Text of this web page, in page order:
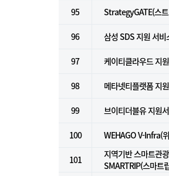
95 StrategyGATE(스
96 삼성 SDS 지원 서비
97 케이티클라우드 지
98 메타넷티플랫폼 지
99 브이티더블유 지원
100 WEHAGO V-Infra(
101
지역기반 스마트관
SMARTRIP(스마트